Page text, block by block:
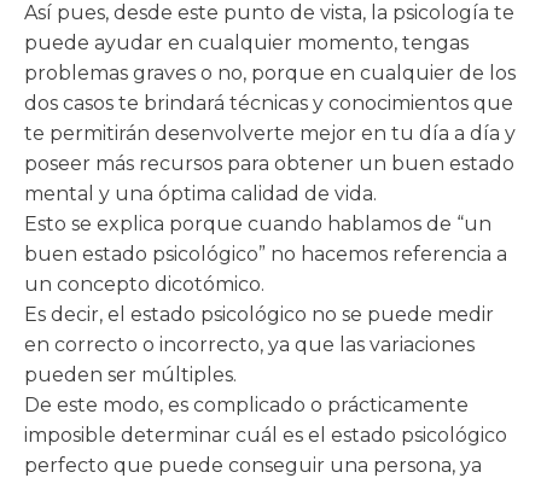
Así pues, desde este punto de vista, la psicología te
puede ayudar en cualquier momento, tengas
problemas graves o no, porque en cualquier de los
dos casos te brindará técnicas y conocimientos que
te permitirán desenvolverte mejor en tu día a día y
poseer más recursos para obtener un buen estado
mental y una óptima calidad de vida.
Esto se explica porque cuando hablamos de “un
buen estado psicológico” no hacemos referencia a
un concepto dicotómico.
Es decir, el estado psicológico no se puede medir
en correcto o incorrecto, ya que las variaciones
pueden ser múltiples.
De este modo, es complicado o prácticamente
imposible determinar cuál es el estado psicológico
perfecto que puede conseguir una persona, ya